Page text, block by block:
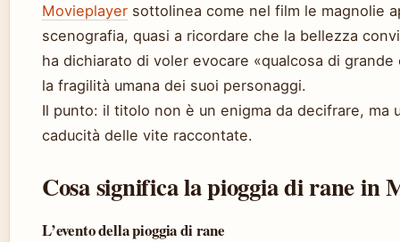
Movieplayer sottolinea come nel film le magnolie
scenografia, quasi a ricordare che la bellezza
ha dichiarato di voler evocare «qualcosa di
la fragilità umana dei suoi personaggi.
Il punto: il titolo non è un enigma da decifrare, ma
caducità delle vite raccontate.
Cosa significa la pioggia di rane in
L’evento della pioggia di rane